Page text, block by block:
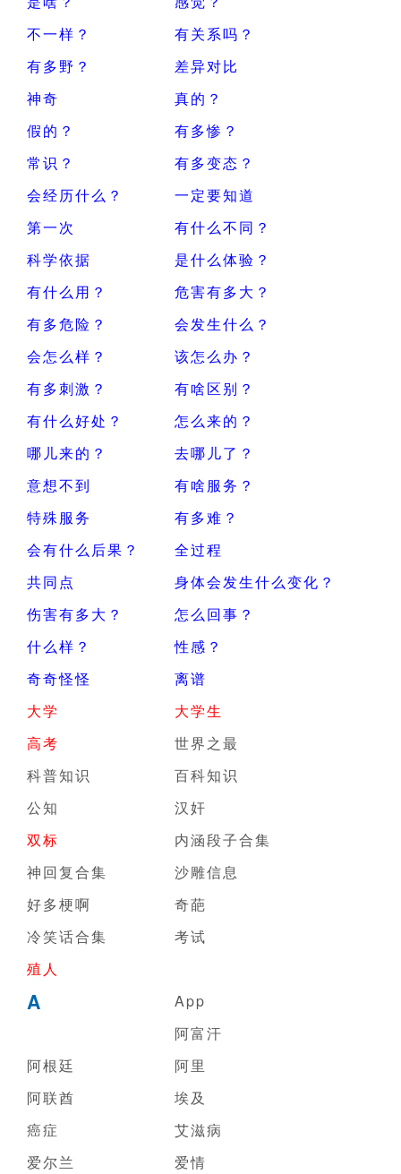
不一样？
有关系吗？
有多野？
差异对比
神奇
真的？
假的？
有多惨？
常识？
有多变态？
会经历什么？
一定要知道
第一次
有什么不同？
科学依据
是什么体验？
有什么用？
危害有多大？
有多危险？
会发生什么？
会怎么样？
该怎么办？
有多刺激？
有啥区别？
有什么好处？
怎么来的？
哪儿来的？
去哪儿了？
意想不到
有啥服务？
特殊服务
有多难？
会有什么后果？
全过程
共同点
身体会发生什么变化？
伤害有多大？
怎么回事？
什么样？
性感？
奇奇怪怪
离谱
大学
大学生
高考
世界之最
科普知识
百科知识
公知
汉奸
双标
内涵段子合集
神回复合集
沙雕信息
好多梗啊
奇葩
冷笑话合集
考试
殖人
A
App
阿富汗
阿根廷
阿里
阿联酋
埃及
癌症
艾滋病
爱尔兰
爱情